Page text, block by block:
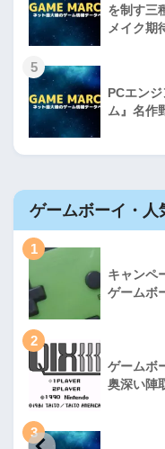
を制す三
メイク期
5
PCエン
ム』名作
ゲームボーイ・人
1
キャンペ
ゲームボ
2
ゲームボ
奥深い陣
3